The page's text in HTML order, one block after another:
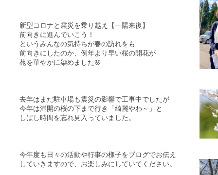
新型コロナと震災を乗り越え【一陽来復】
前向きに進んでいこう！
というみんなの気持ちが春の訪れをも
前向きにしたのか、例年より早い桜の開花が
苑を華やかに染めました🌸
去年はまだ駐車場も震災の影響で工事中でしたが
今年は満開の桜の下まで行き「綺麗やわ～」と
しばし時間を忘れ見入っていました。
今年度も日々の活動や行事の様子をブログでお伝え
していきますので、お楽しみにしていてください。